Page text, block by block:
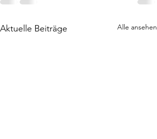
Aktuelle Beiträge Alle ansehen